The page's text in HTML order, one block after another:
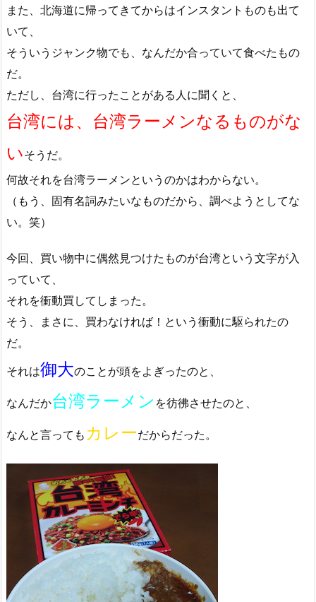
また、北海道に帰ってきてからはインスタントものも出て
いて、
そういうジャンク物でも、なんだか合っていて食べたもの
だ。
ただし、台湾に行ったことがある人に聞くと、
台湾には、台湾ラーメンなるものがな
いそうだ。
何故それを台湾ラーメンというのかはわからない。
（もう、固有名詞みたいなものだから、調べようとしてな
い。笑）
今回、買い物中に偶然見つけたものが台湾という文字が入
っていて、
それを衝動買してしまった。
そう、まさに、買わなければ！という衝動に駆られたの
だ。
それは御大のことが頭をよぎったのと、
なんだか台湾ラーメン を彷彿させたのと、
なんと言っても カレーだからだった。